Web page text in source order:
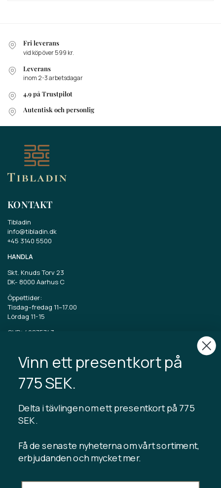
Fri leverans
vid köp över 599 kr.
Leverans
inom 2-3 arbetsdagar
4.9 på Trustpilot
Autentisk och personlig
KONTAKT
Tibladin
info@tibladin.dk
+45 3140 5500
HANDLA
Skt. Knuds Torv 23
DK- 8000 Aarhus C
Öppettider:
Tisdag–fredag 11–17.00
Lördag 11-15
CVR: 40875743
TIBLADIN
Om Tibladin
Blogg
Registrera kundklubb
Kontakta oss
INFORMATION
Vinn ett presentkort på
775 SEK.
Delta i tävlingen om ett presentkort på 775
SEK .
Få de senaste nyheterna om vårt sortiment,
erbjudanden och mycket mer.